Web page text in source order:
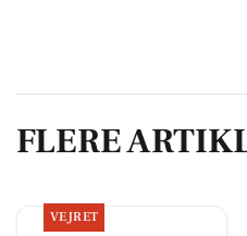
FLERE
VEJRET